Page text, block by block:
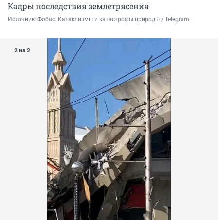
Кадры последствия землетрясения
Источник: Фобос. Катаклизмы и катастрофы природы / Telegram
2 из 2